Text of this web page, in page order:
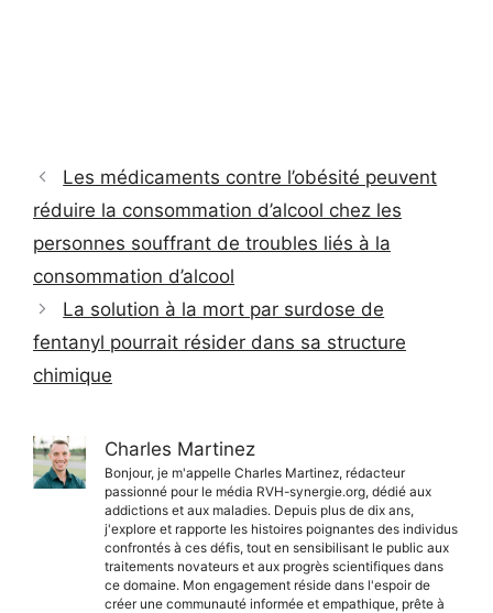
Les médicaments contre l’obésité peuvent
réduire la consommation d’alcool chez les
personnes souffrant de troubles liés à la
consommation d’alcool
La solution à la mort par surdose de
fentanyl pourrait résider dans sa structure
chimique
Charles Martinez
Bonjour, je m'appelle Charles Martinez, rédacteur
passionné pour le média RVH-synergie.org, dédié aux
addictions et aux maladies. Depuis plus de dix ans,
j'explore et rapporte les histoires poignantes des individus
confrontés à ces défis, tout en sensibilisant le public aux
traitements novateurs et aux progrès scientifiques dans
ce domaine. Mon engagement réside dans l'espoir de
créer une communauté informée et empathique, prête à